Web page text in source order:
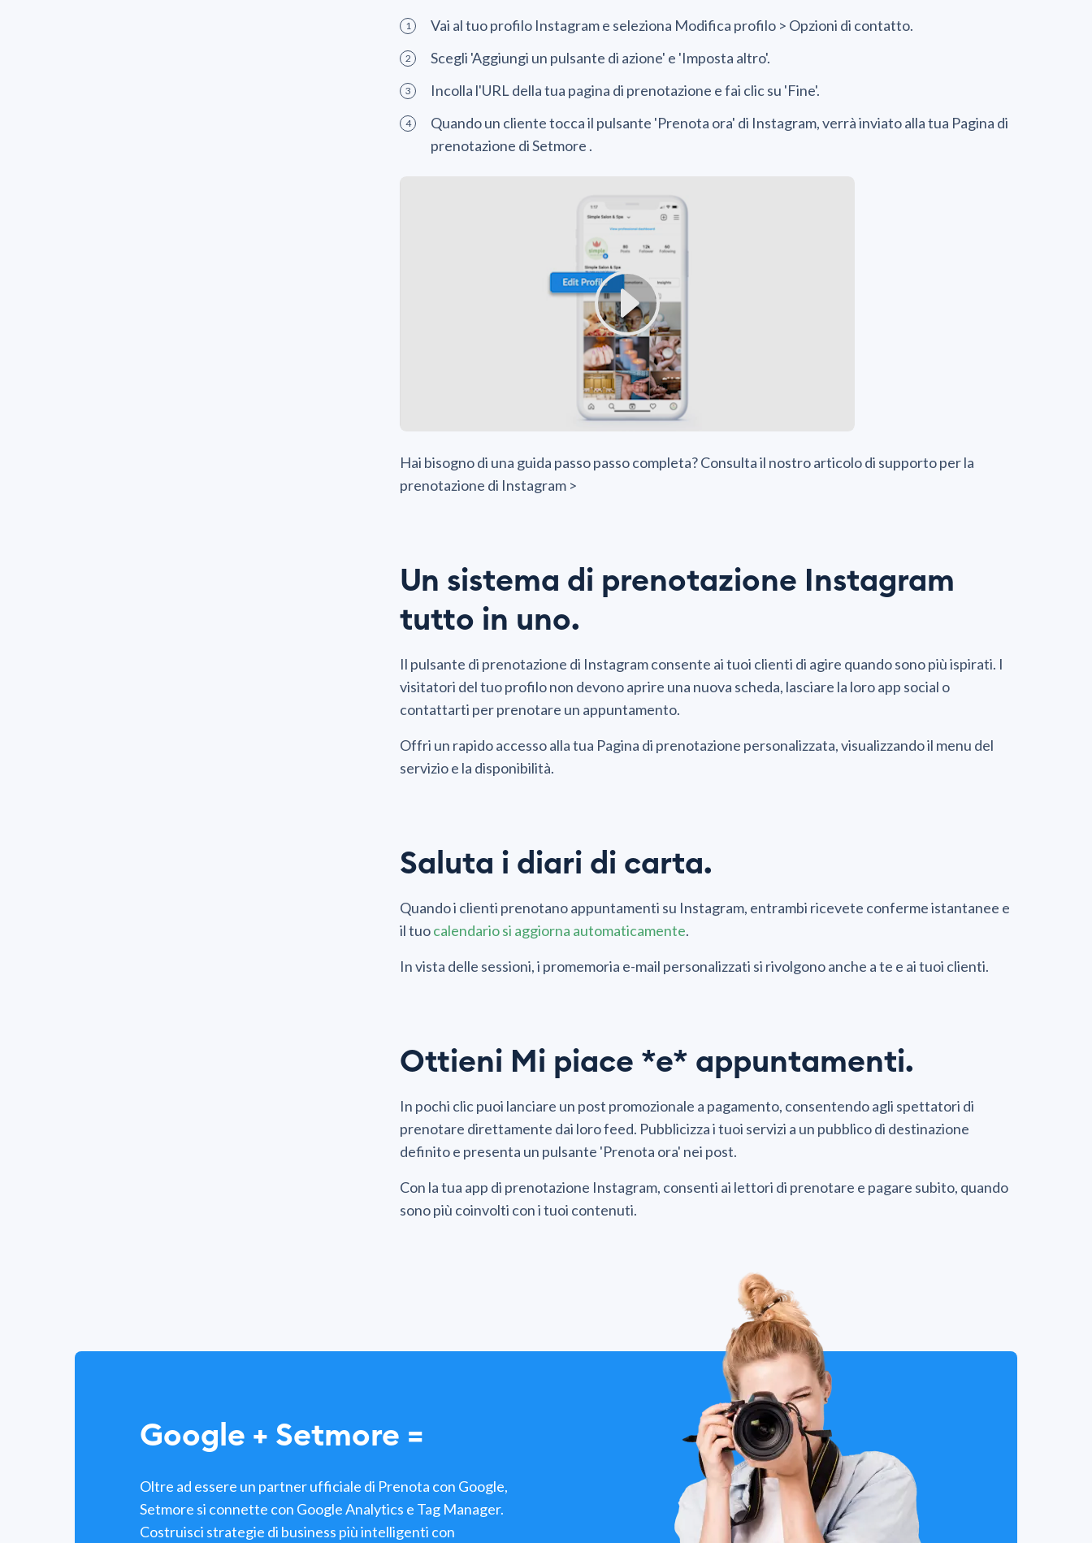
Vai al tuo profilo Instagram e seleziona Modifica profilo > Opzioni di contatto.
Scegli 'Aggiungi un pulsante di azione' e 'Imposta altro'.
Incolla l'URL della tua pagina di prenotazione e fai clic su 'Fine'.
Quando un cliente tocca il pulsante 'Prenota ora' di Instagram, verrà inviato alla tua Pagina di
prenotazione di Setmore .
Hai bisogno di una guida passo passo completa? Consulta il nostro articolo di supporto per la
prenotazione di Instagram >
Un sistema di prenotazione Instagram
tutto in uno.
Il pulsante di prenotazione di Instagram consente ai tuoi clienti di agire quando sono più ispirati. I
visitatori del tuo profilo non devono aprire una nuova scheda, lasciare la loro app social o
contattarti per prenotare un appuntamento.
Offri un rapido accesso alla tua Pagina di prenotazione personalizzata, visualizzando il menu del
servizio e la disponibilità.
Saluta i diari di carta.
Quando i clienti prenotano appuntamenti su Instagram, entrambi ricevete conferme istantanee e
il tuocalendario si aggiorna automaticamente.
In vista delle sessioni, i promemoria e-mail personalizzati si rivolgono anche a te e ai tuoi clienti.
Ottieni Mi piace *e* appuntamenti.
In pochi clic puoi lanciare un post promozionale a pagamento, consentendo agli spettatori di
prenotare direttamente dai loro feed. Pubblicizza i tuoi servizi a un pubblico di destinazione
definito e presenta un pulsante 'Prenota ora' nei post.
Con la tua app di prenotazione Instagram, consenti ai lettori di prenotare e pagare subito, quando
sono più coinvolti con i tuoi contenuti.
Google + Setmore =
Oltre ad essere un partner ufficiale di Prenota con Google,
Setmore si connette con Google Analytics e Tag Manager.
Costruisci strategie di business più intelligenti con